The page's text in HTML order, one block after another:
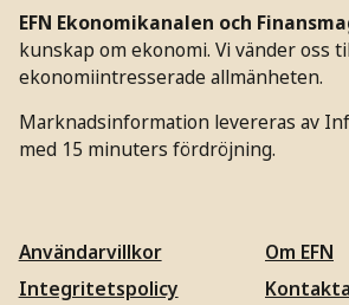
EFN Ekonomikanalen och
kunskap om ekonomi. Vi vänder oss
ekonomiintresserade allmänheten.
Marknadsinformation levereras av
med 15 minuters fördröjning.
Användarvillkor
Integritetspolicy
Om EFN